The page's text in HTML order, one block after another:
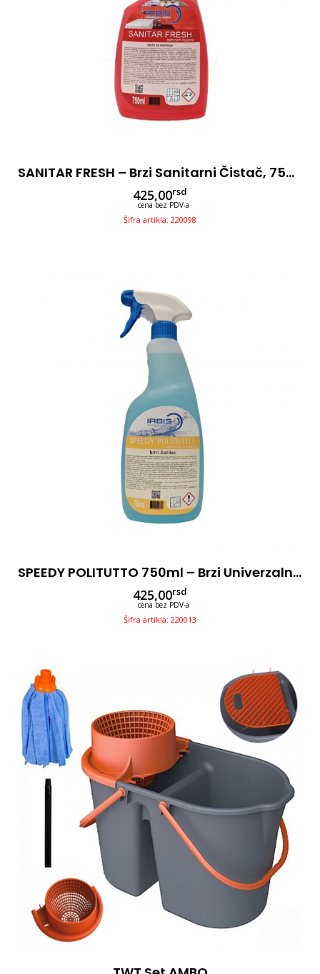
SANITAR FRESH – Brzi Sanitarni Čistač, 750ml
425,00rsd
cena bez PDV-a
Šifra artikla: 220098
SPEEDY POLITUTTO 750ml – Brzi Univerzalni Čistač
425,00rsd
cena bez PDV-a
Šifra artikla: 220013